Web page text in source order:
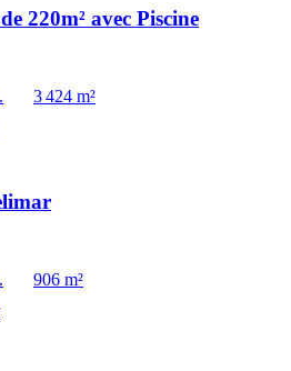
220m² avec Piscine
3 424 m²
906 m²